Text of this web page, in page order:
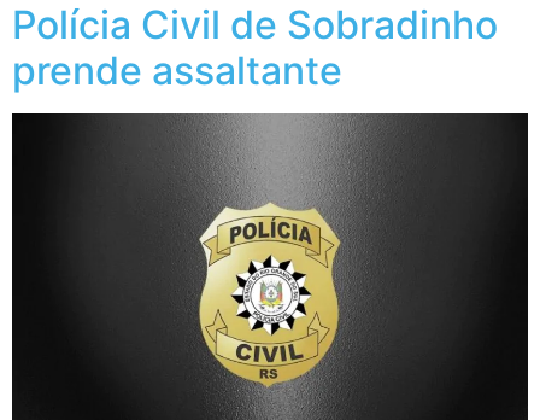
Polícia Civil de Sobradinho
prende assaltante